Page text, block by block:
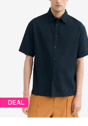
DEAL